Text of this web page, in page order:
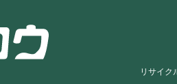
リサイク